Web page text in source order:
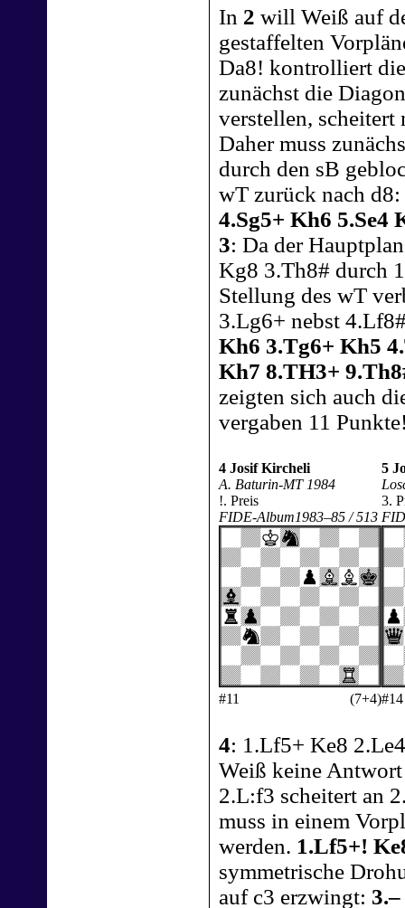
In 2 will Weiß auf
gestaffelten
Da8! kontrolliert
zunächst die
verstellen,
Daher muss
durch den sB
wT zurück nach d8:
4.Sg5+ Kh6 5.Se4
3: Da der
Kg8 3.Th8# durch
Stellung des wT
3.Lg6+ nebst
Kh6 3.Tg6+ Kh5
Kh7 8.TH3+
zeigten sich auch
vergaben 11
4 Josif Kircheli
A. Baturin-MT 1984
!. Preis
FIDE-Album1983–85 / 513
5
3.
#11 (7+4)#14
4: 1.Lf5+ Ke8
Weiß keine
2.L:f3 scheitert an
muss in einem
werden. 1.Lf5+!
symmetrische
auf c3 erzwingt: